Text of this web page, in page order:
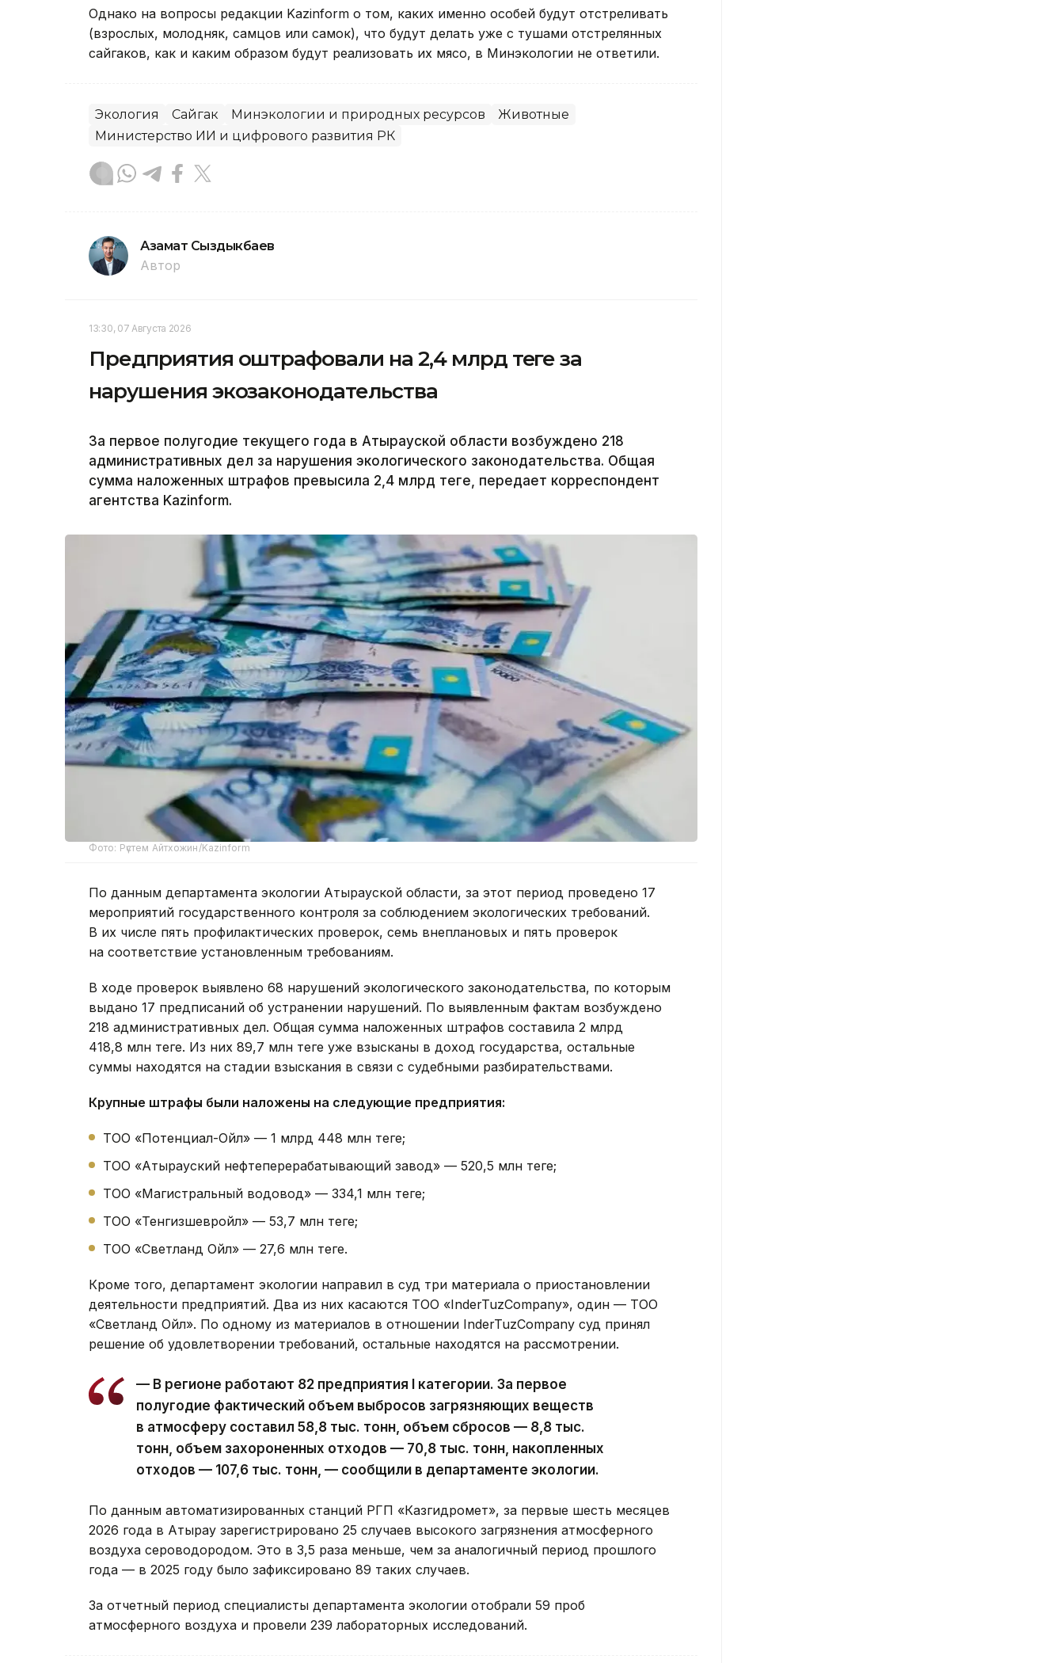
Однако на вопросы редакции Kazinform о том, каких именно особей будут отстреливать
(взрослых, молодняк, самцов или самок), что будут делать уже с тушами отстрелянных
сайгаков, как и каким образом будут реализовать их мясо, в Минэкологии не ответили.
Экология Сайгак Минэкологии и природных ресурсов
Животные
Министерство ИИ и цифрового развития РК
Азамат Сыздыкбаев
Автор
13:30, 07 Августа 2026
Предприятия оштрафовали на 2,4 млрд теңге за
нарушения экозаконодательства
За первое полугодие текущего года в Атырауской области возбуждено 218
административных дел за нарушения экологического законодательства. Общая
сумма наложенных штрафов превысила 2,4 млрд теңге, передает корреспондент
агентства Kazinform.
Фото: Рүстем Айтхожин/Kazinform
По данным департамента экологии Атырауской области, за этот период проведено 17
мероприятий государственного контроля за соблюдением экологических требований.
В их числе пять профилактических проверок, семь внеплановых и пять проверок
на соответствие установленным требованиям.
В ходе проверок выявлено 68 нарушений экологического законодательства, по которым
выдано 17 предписаний об устранении нарушений. По выявленным фактам возбуждено
218 административных дел. Общая сумма наложенных штрафов составила 2 млрд
418,8 млн теңге. Из них 89,7 млн теңге уже взысканы в доход государства, остальные
суммы находятся на стадии взыскания в связи с судебными разбирательствами.
Крупные штрафы были наложены на следующие предприятия:
ТОО «Потенциал-Ойл» — 1 млрд 448 млн теңге;
ТОО «Атырауский нефтеперерабатывающий завод» — 520,5 млн теңге;
ТОО «Магистральный водовод» — 334,1 млн теңге;
ТОО «Тенгизшевройл» — 53,7 млн теңге;
ТОО «Светланд Ойл» — 27,6 млн теңге.
Кроме того, департамент экологии направил в суд три материала о приостановлении
деятельности предприятий. Два из них касаются ТОО «InderTuzCompany», один — ТОО
«Светланд Ойл». По одному из материалов в отношении InderTuzCompany суд принял
решение об удовлетворении требований, остальные находятся на рассмотрении.
— В регионе работают 82 предприятия I категории. За первое
полугодие фактический объем выбросов загрязняющих веществ
в атмосферу составил 58,8 тыс. тонн, объем сбросов — 8,8 тыс.
тонн, объем захороненных отходов — 70,8 тыс. тонн, накопленных
отходов — 107,6 тыс. тонн, — сообщили в департаменте экологии.
По данным автоматизированных станций РГП «Казгидромет», за первые шесть месяцев
2026 года в Атырау зарегистрировано 25 случаев высокого загрязнения атмосферного
воздуха сероводородом. Это в 3,5 раза меньше, чем за аналогичный период прошлого
года — в 2025 году было зафиксировано 89 таких случаев.
За отчетный период специалисты департамента экологии отобрали 59 проб
атмосферного воздуха и провели 239 лабораторных исследований.